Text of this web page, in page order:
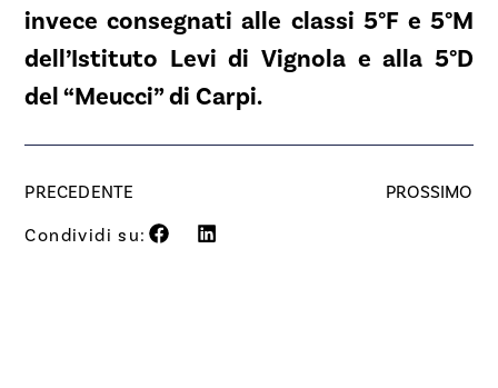
invece consegnati alle classi 5°F e 5°M
dell’Istituto Levi di Vignola e alla 5°D
del “Meucci” di Carpi.
PRECEDENTE PROSSIMO
Condividi su: